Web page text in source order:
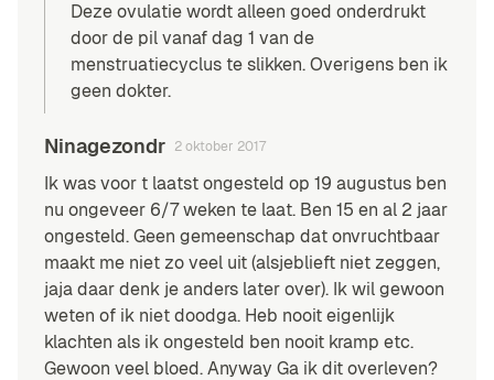
Deze ovulatie wordt alleen goed onderdrukt
door de pil vanaf dag 1 van de
menstruatiecyclus te slikken. Overigens ben ik
geen dokter.
Ninagezondr 2 oktober 2017
Ik was voor t laatst ongesteld op 19 augustus ben
nu ongeveer 6/7 weken te laat. Ben 15 en al 2 jaar
ongesteld. Geen gemeenschap dat onvruchtbaar
maakt me niet zo veel uit (alsjeblieft niet zeggen,
jaja daar denk je anders later over). Ik wil gewoon
weten of ik niet doodga. Heb nooit eigenlijk
klachten als ik ongesteld ben nooit kramp etc.
Gewoon veel bloed. Anyway Ga ik dit overleven?